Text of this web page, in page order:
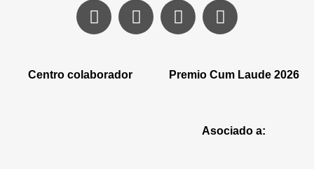
Centro colaborador Premio Cum Laude 2026
Asociado a: